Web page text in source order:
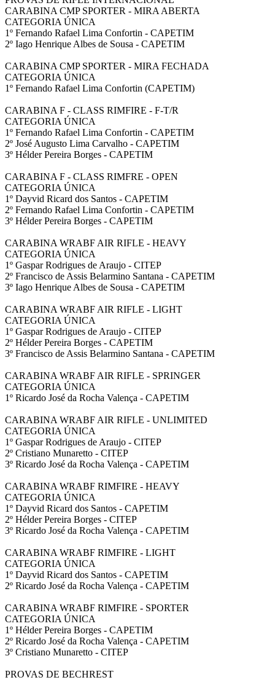
CARABINA CMP SPORTER - MIRA ABERTA
CATEGORIA ÚNICA
1º Fernando Rafael Lima Confortin - CAPETIM
2º Iago Henrique Albes de Sousa - CAPETIM
CARABINA CMP SPORTER - MIRA FECHADA
CATEGORIA ÚNICA
1º Fernando Rafael Lima Confortin (CAPETIM)
CARABINA F - CLASS RIMFIRE - F-T/R
CATEGORIA ÚNICA
1º Fernando Rafael Lima Confortin - CAPETIM
2º José Augusto Lima Carvalho - CAPETIM
3º Hélder Pereira Borges - CAPETIM
CARABINA F - CLASS RIMFRE - OPEN
CATEGORIA ÚNICA
1º Dayvid Ricard dos Santos - CAPETIM
2º Fernando Rafael Lima Confortin - CAPETIM
3º Hélder Pereira Borges - CAPETIM
CARABINA WRABF AIR RIFLE - HEAVY
CATEGORIA ÚNICA
1º Gaspar Rodrigues de Araujo - CITEP
2º Francisco de Assis Belarmino Santana - CAPETIM
3º Iago Henrique Albes de Sousa - CAPETIM
CARABINA WRABF AIR RIFLE - LIGHT
CATEGORIA ÚNICA
1º Gaspar Rodrigues de Araujo - CITEP
2º Hélder Pereira Borges - CAPETIM
3º Francisco de Assis Belarmino Santana - CAPETIM
CARABINA WRABF AIR RIFLE - SPRINGER
CATEGORIA ÚNICA
1º Ricardo José da Rocha Valença - CAPETIM
CARABINA WRABF AIR RIFLE - UNLIMITED
CATEGORIA ÚNICA
1º Gaspar Rodrigues de Araujo - CITEP
2º Cristiano Munaretto - CITEP
3º Ricardo José da Rocha Valença - CAPETIM
CARABINA WRABF RIMFIRE - HEAVY
CATEGORIA ÚNICA
1º Dayvid Ricard dos Santos - CAPETIM
2º Hélder Pereira Borges - CITEP
3º Ricardo José da Rocha Valença - CAPETIM
CARABINA WRABF RIMFIRE - LIGHT
CATEGORIA ÚNICA
1º Dayvid Ricard dos Santos - CAPETIM
2º Ricardo José da Rocha Valença - CAPETIM
CARABINA WRABF RIMFIRE - SPORTER
CATEGORIA ÚNICA
1º Hélder Pereira Borges - CAPETIM
2º Ricardo José da Rocha Valença - CAPETIM
3º Cristiano Munaretto - CITEP
PROVAS DE BECHREST